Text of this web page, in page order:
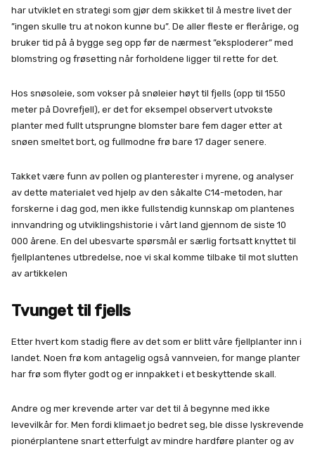
har utviklet en strategi som gjør dem skikket til å mestre livet der
”ingen skulle tru at nokon kunne bu”. De aller fleste er flerårige, og
bruker tid på å bygge seg opp før de nærmest ”eksploderer” med
blomstring og frøsetting når forholdene ligger til rette for det.
Hos snøsoleie, som vokser på snøleier høyt til fjells (opp til 1550
meter på Dovrefjell), er det for eksempel observert utvokste
planter med fullt utsprungne blomster bare fem dager etter at
snøen smeltet bort, og fullmodne frø bare 17 dager senere.
Takket være funn av pollen og planterester i myrene, og analyser
av dette materialet ved hjelp av den såkalte C14-metoden, har
forskerne i dag god, men ikke fullstendig kunnskap om plantenes
innvandring og utviklingshistorie i vårt land gjennom de siste 10
000 årene. En del ubesvarte spørsmål er særlig fortsatt knyttet til
fjellplantenes utbredelse, noe vi skal komme tilbake til mot slutten
av artikkelen
Tvunget til fjells
Etter hvert kom stadig flere av det som er blitt våre fjellplanter inn i
landet. Noen frø kom antagelig også vannveien, for mange planter
har frø som flyter godt og er innpakket i et beskyttende skall.
Andre og mer krevende arter var det til å begynne med ikke
levevilkår for. Men fordi klimaet jo bedret seg, ble disse lyskrevende
pionérplantene snart etterfulgt av mindre hardføre planter og av